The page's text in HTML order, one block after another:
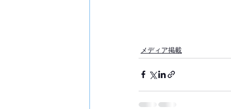
メディア掲載